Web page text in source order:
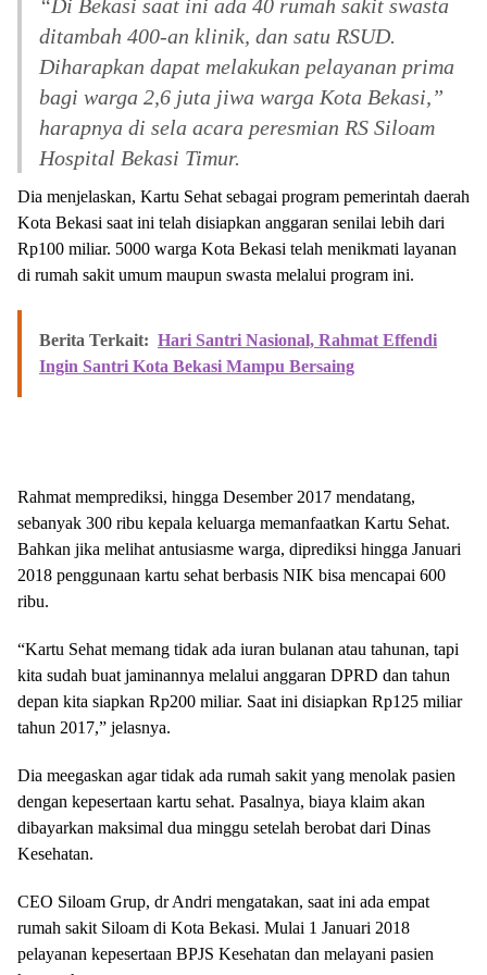
“Di Bekasi saat ini ada 40 rumah sakit swasta
ditambah 400-an klinik, dan satu RSUD.
Diharapkan dapat melakukan pelayanan prima
bagi warga 2,6 juta jiwa warga Kota Bekasi,”
harapnya di sela acara peresmian RS Siloam
Hospital Bekasi Timur.
Dia menjelaskan, Kartu Sehat sebagai program pemerintah daerah
Kota Bekasi saat ini telah disiapkan anggaran senilai lebih dari
Rp100 miliar. 5000 warga Kota Bekasi telah menikmati layanan
di rumah sakit umum maupun swasta melalui program ini.
Berita Terkait: Hari Santri Nasional, Rahmat Effendi
Ingin Santri Kota Bekasi Mampu Bersaing
Rahmat memprediksi, hingga Desember 2017 mendatang,
sebanyak 300 ribu kepala keluarga memanfaatkan Kartu Sehat.
Bahkan jika melihat antusiasme warga, diprediksi hingga Januari
2018 penggunaan kartu sehat berbasis NIK bisa mencapai 600
ribu.
“Kartu Sehat memang tidak ada iuran bulanan atau tahunan, tapi
kita sudah buat jaminannya melalui anggaran DPRD dan tahun
depan kita siapkan Rp200 miliar. Saat ini disiapkan Rp125 miliar
tahun 2017,” jelasnya.
Dia meegaskan agar tidak ada rumah sakit yang menolak pasien
dengan kepesertaan kartu sehat. Pasalnya, biaya klaim akan
dibayarkan maksimal dua minggu setelah berobat dari Dinas
Kesehatan.
CEO Siloam Grup, dr Andri mengatakan, saat ini ada empat
rumah sakit Siloam di Kota Bekasi. Mulai 1 Januari 2018
pelayanan kepesertaan BPJS Kesehatan dan melayani pasien